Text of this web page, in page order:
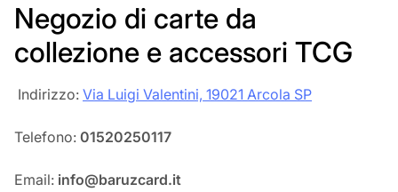
Negozio di carte da
collezione e accessori TCG
‎‎ Indirizzo: Via Luigi Valentini, 19021 Arcola SP
Telefono: 01520250117
Email: info@baruzcard.it